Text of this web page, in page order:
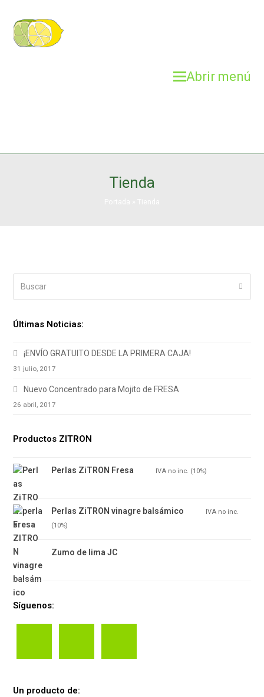
Abrir menú
Tienda
Enviar
Últimas Noticias:
¡ENVÍO GRATUITO DESDE LA PRIMERA CAJA!
31 julio, 2017
Nuevo Concentrado para Mojito de FRESA
26 abril, 2017
Productos ZITRON
Perlas ZiTRON Fresa IVA no inc. (10%)
Perlas ZiTRON vinagre balsámico
IVA no inc.
(10%)
Zumo de lima JC
Síguenos:
Un producto de: